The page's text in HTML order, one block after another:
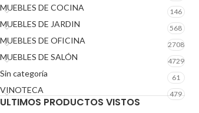
MUEBLES DE COCINA 146
MUEBLES DE JARDIN 568
MUEBLES DE OFICINA 2708
MUEBLES DE SALÓN 4729
Sin categoría 61
VINOTECA 479
ULTIMOS PRODUCTOS VISTOS